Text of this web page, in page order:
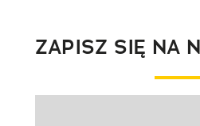
ZAPISZ SIĘ NA